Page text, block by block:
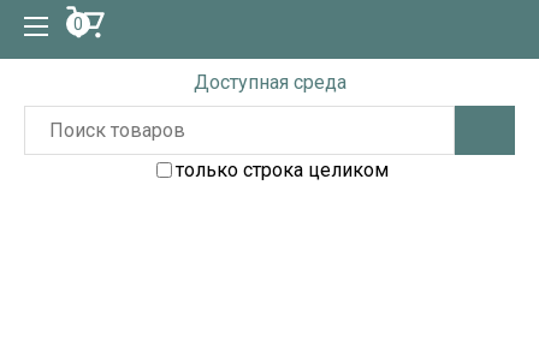
0
Доступная среда
только строка целиком